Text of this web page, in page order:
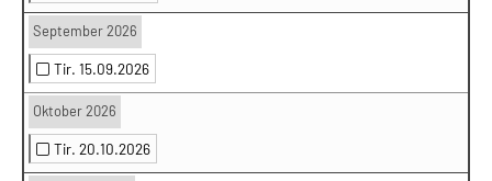
September 2026
Tir. 15.09.2026
Oktober 2026
Tir. 20.10.2026